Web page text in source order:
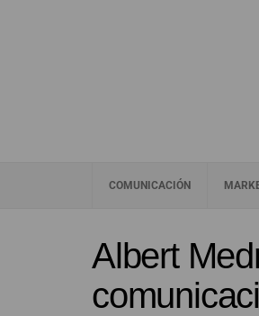
COMUNICACIÓN
Albert